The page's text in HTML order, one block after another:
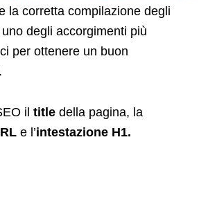
la corretta compilazione degli
degli accorgimenti più
per ottenere un buon
il title della pagina, la
e l’intestazione H1.